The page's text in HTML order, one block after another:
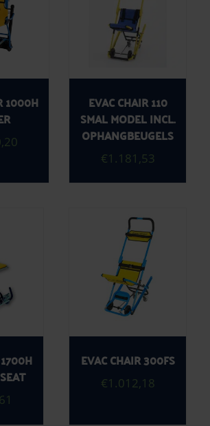
1000H
EVAC CHAIR 110
SMAL MODEL INCL.
OPHANGBEUGELS
€1.181,53
EVAC CHAIR 300FS
€1.012,18